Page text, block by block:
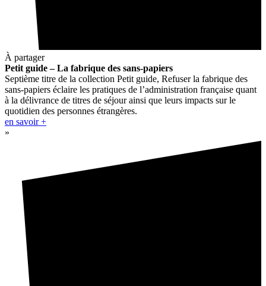
À partager
Petit guide – La fabrique des sans-papiers
Septième titre de la collection Petit guide, Refuser la fabrique des
sans-papiers éclaire les pratiques de l’administration française quant
à la délivrance de titres de séjour ainsi que leurs impacts sur le
quotidien des personnes étrangères.
en savoir +
»